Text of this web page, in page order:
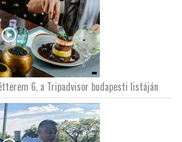
6. a Tripadvisor budapesti listáján